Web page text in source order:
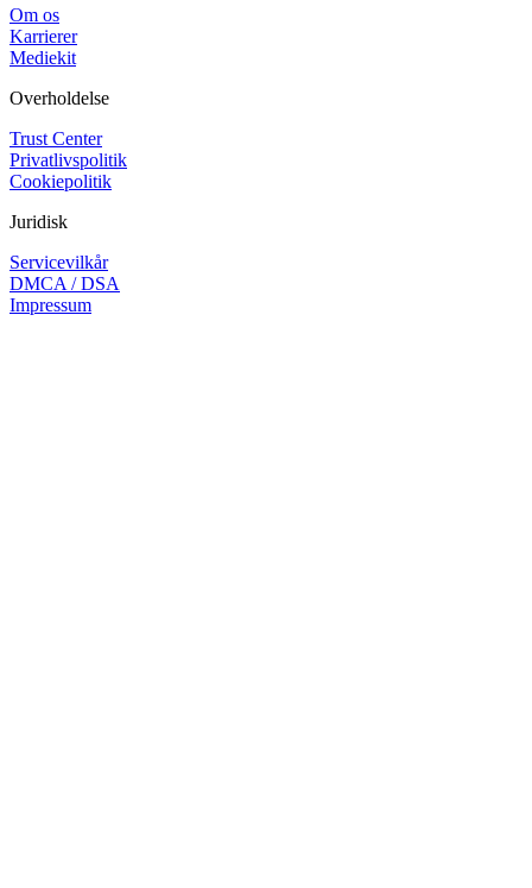
Om os
Karrierer
Mediekit
Overholdelse
Trust Center
Privatlivspolitik
Cookiepolitik
Juridisk
Servicevilkår
DMCA / DSA
Impressum